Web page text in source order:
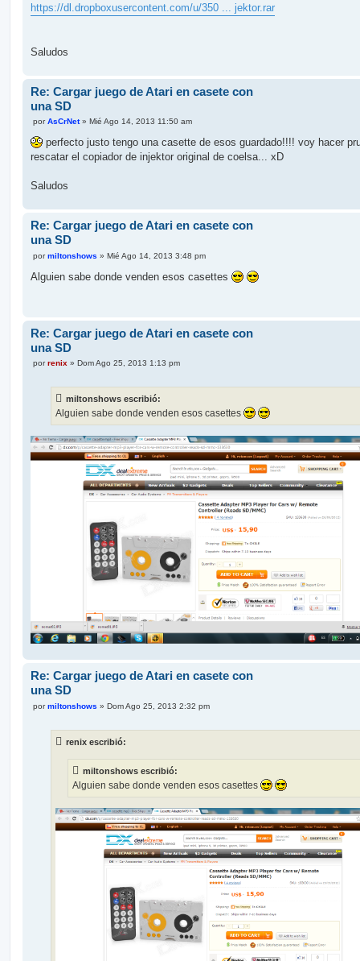
e
https://dl.dropboxusercontent.com/u/350 ... jektor.rar
Saludos
Re: Cargar juego de Atari en casete con
una SD
M
n
s
a
porAsCrNet» Mié Ago 14, 2013 11:50 am
perfecto justo tengo una casette de esos guardado!!!! voy hacer
rescatar el copiador de injektor original de coelsa... xD
Saludos
Re: Cargar juego de Atari en casete con
una SD
M
n
pormiltonshows » Mié Ago 14, 2013 3:48 pm
Alguien sabe donde venden esos casettes
Re: Cargar juego de Atari en casete con
una SD
Mporrenix » Dom Ago 25, 2013 1:13 pm
miltonshows escribió:
Alguien sabe donde venden esos casettes
Re: Cargar juego de Atari en casete con
una SD
Mpormiltonshows » Dom Ago 25, 2013 2:32 pm
renix escribió:
miltonshows escribió:
Alguien sabe donde venden esos casettes